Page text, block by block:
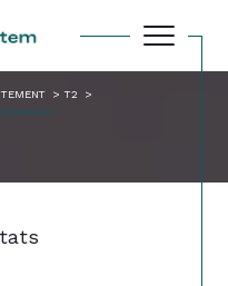
T2